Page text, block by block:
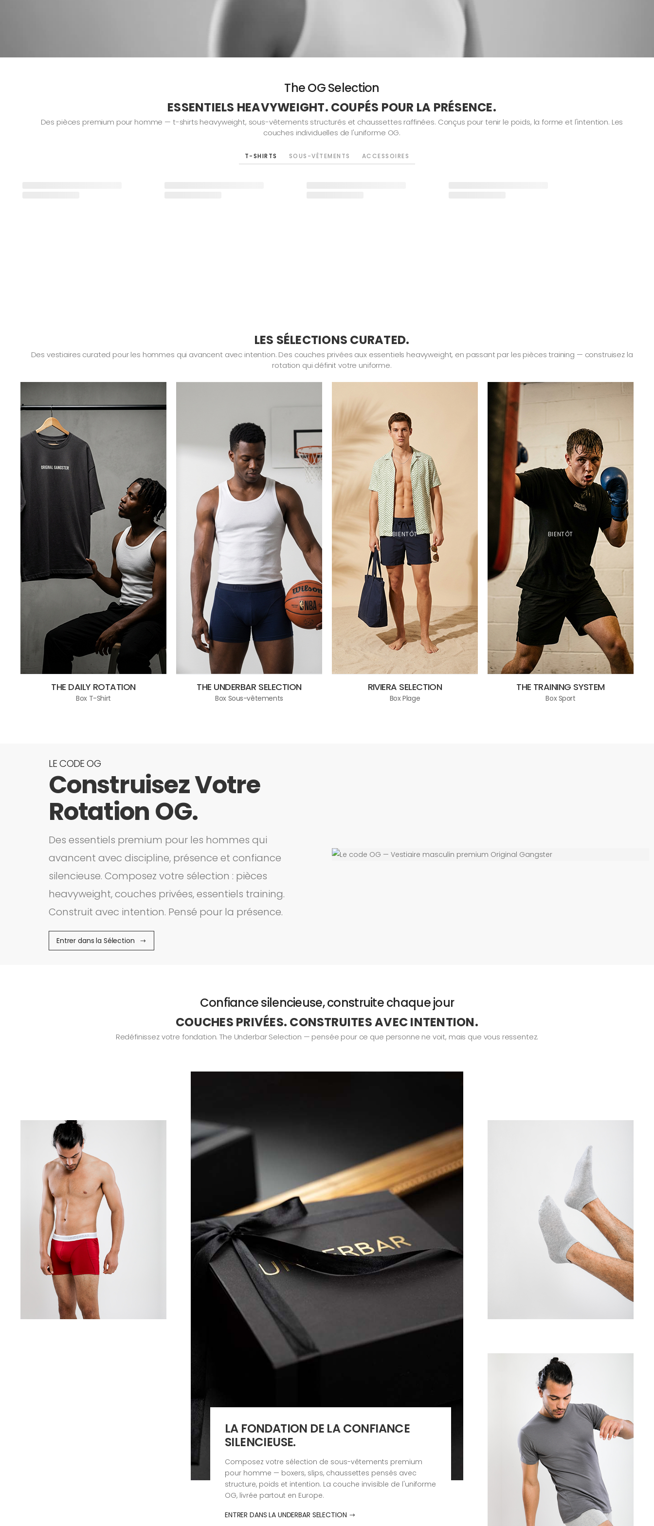
The OG Selection
ESSENTIELS HEAVYWEIGHT. COUPÉS POUR LA PRÉSENCE.
Des pièces premium pour homme — t-shirts heavyweight, sous-vêtements structurés et chaussettes raffinées. Conçus pour tenir le poids, la forme et l'intention. Les
couches individuelles de l'uniforme OG.
T-SHIRTS SOUS-VÊTEMENTS ACCESSOIRES
LES SÉLECTIONS CURATED.
Des vestiaires curated pour les hommes qui avancent avec intention. Des couches privées aux essentiels heavyweight, en passant par les pièces training — construisez la
rotation qui définit votre uniforme.
THE DAILY ROTATION
Box T-Shirt
THE UNDERBAR SELECTION
Box Sous-vêtements
BIENTÔT
RIVIERA SELECTION
Box Plage
BIENTÔT
THE TRAINING SYSTEM
Box Sport
LE CODE OG
Construisez Votre
Rotation OG.
Des essentiels premium pour les hommes qui
avancent avec discipline, présence et confiance
silencieuse. Composez votre sélection : pièces
heavyweight, couches privées, essentiels training.
Construit avec intention. Pensé pour la présence.
Entrer dans la Sélection
Confiance silencieuse, construite chaque jour
COUCHES PRIVÉES. CONSTRUITES AVEC INTENTION.
Redéfinissez votre fondation. The Underbar Selection — pensée pour ce que personne ne voit, mais que vous ressentez.
LA FONDATION DE LA CONFIANCE
SILENCIEUSE.
Composez votre sélection de sous-vêtements premium
pour homme — boxers, slips, chaussettes pensés avec
structure, poids et intention. La couche invisible de l'uniforme
OG, livrée partout en Europe.
ENTRER DANS LA UNDERBAR SELECTION